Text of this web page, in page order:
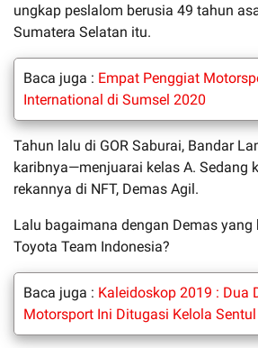
ungkap peslalom berusia 49 tahun
Sumatera Selatan itu.
Baca juga : Empat Penggiat
International di Sumsel 2020
Tahun lalu di GOR Saburai, Bandar
karibnya—menjuarai kelas A. Sedang
rekannya di NFT, Demas Agil.
Lalu bagaimana dengan Demas
Toyota Team Indonesia?
Baca juga : Kaleidoskop 2019 : Dua
Motorsport Ini Ditugasi Kelola